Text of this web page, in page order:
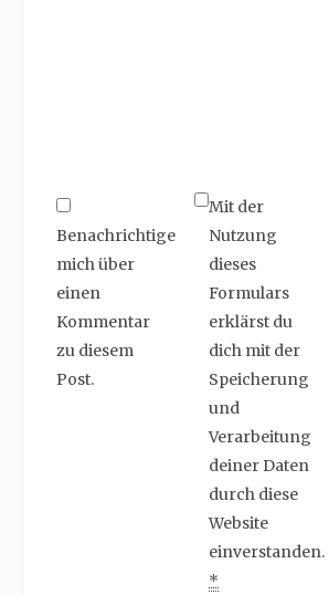
Benachrichtige
mich über
einen
Kommentar
zu diesem
Post.
Mit der
Nutzung
dieses
Formulars
erklärst du
dich mit der
Speicherung
und
Verarbeitung
deiner Daten
durch diese
Website
einverstanden.
*